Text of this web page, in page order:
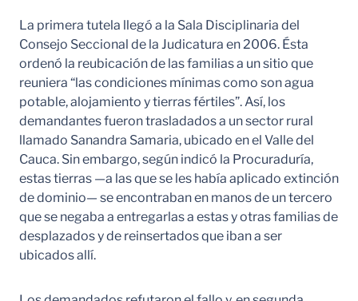
La primera tutela llegó a la Sala Disciplinaria del
Consejo Seccional de la Judicatura en 2006. Ésta
ordenó la reubicación de las familias a un sitio que
reuniera “las condiciones mínimas como son agua
potable, alojamiento y tierras fértiles”. Así, los
demandantes fueron trasladados a un sector rural
llamado Sanandra Samaria, ubicado en el Valle del
Cauca. Sin embargo, según indicó la Procuraduría,
estas tierras —a las que se les había aplicado extinción
de dominio— se encontraban en manos de un tercero
que se negaba a entregarlas a estas y otras familias de
desplazados y de reinsertados que iban a ser
ubicados allí.